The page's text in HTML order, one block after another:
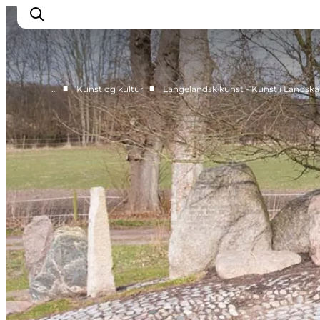
Oplevelser
Byer og øer
Outdoor
Overnatning
Planlæg ferie
… ■ Kunst og kultur ■ Langelandsk kunst - Kunst i